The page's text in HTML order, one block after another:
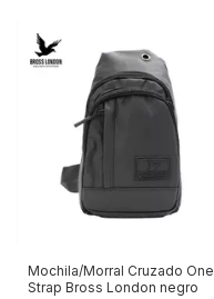
Mochila/Morral Cruzado One
Strap Bross London negro